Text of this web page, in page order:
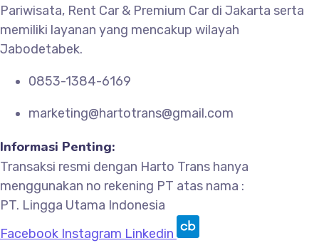
Pariwisata, Rent Car & Premium Car di Jakarta serta
memiliki layanan yang mencakup wilayah
Jabodetabek.
0853-1384-6169
marketing@hartotrans@gmail.com
Informasi Penting:
Transaksi resmi dengan Harto Trans hanya
menggunakan no rekening PT atas nama :
PT. Lingga Utama Indonesia
Facebook Instagram Linkedin